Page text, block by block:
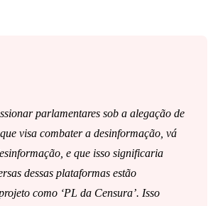
parlamentares sob a alegação de
visa combater a desinformação, vá
e que isso significaria
dessas plataformas estão
como ‘PL da Censura’. Isso